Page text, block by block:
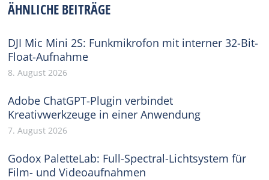
ÄHNLICHE BEITRÄGE
DJI Mic Mini 2S: Funkmikrofon mit interner 32-Bit-
Float-Aufnahme
8. August 2026
Adobe ChatGPT-Plugin verbindet
Kreativwerkzeuge in einer Anwendung
7. August 2026
Godox PaletteLab: Full-Spectral-Lichtsystem für
Film- und Videoaufnahmen